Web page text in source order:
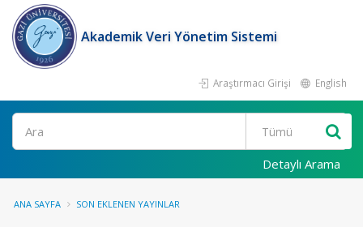
Akademik Veri Yönetim Sistemi
Araştırmacı Girişi English
Ara
Detaylı Arama
ANA SAYFA SON EKLENEN YAYINLAR